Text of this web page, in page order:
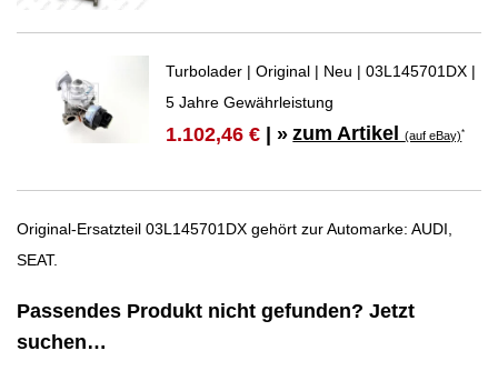
Turbolader | Original | Neu | 03L145701DX |
5 Jahre Gewährleistung
1.102,46 € | » zum Artikel(auf eBay)*
Original-Ersatzteil 03L145701DX gehört zur Automarke: AUDI,
SEAT.
Passendes Produkt nicht gefunden? Jetzt
suchen…